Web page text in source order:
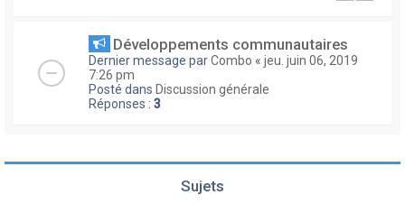
Développements communautaires
Dernier message parCombo « jeu. juin 06, 2019
7:26 pm
Posté dans Discussion générale
Réponses : 3
Sujets